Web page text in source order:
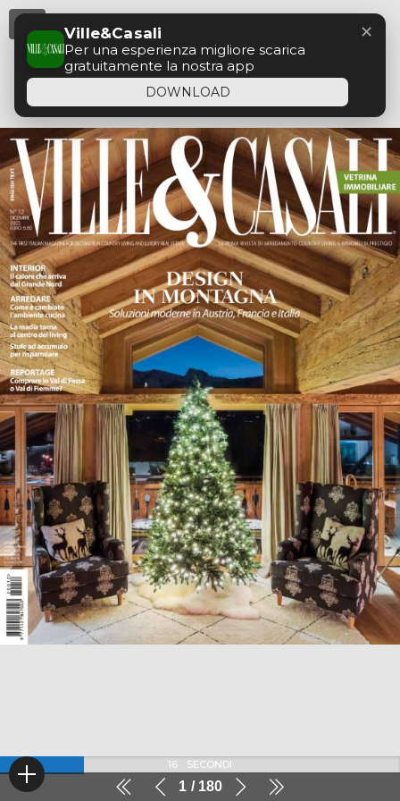
1 180
16 SECONDI
Ville&Casali
Per una esperienza migliore scarica
gratuitamente la nostra app
DOWNLOAD
✕
Menu